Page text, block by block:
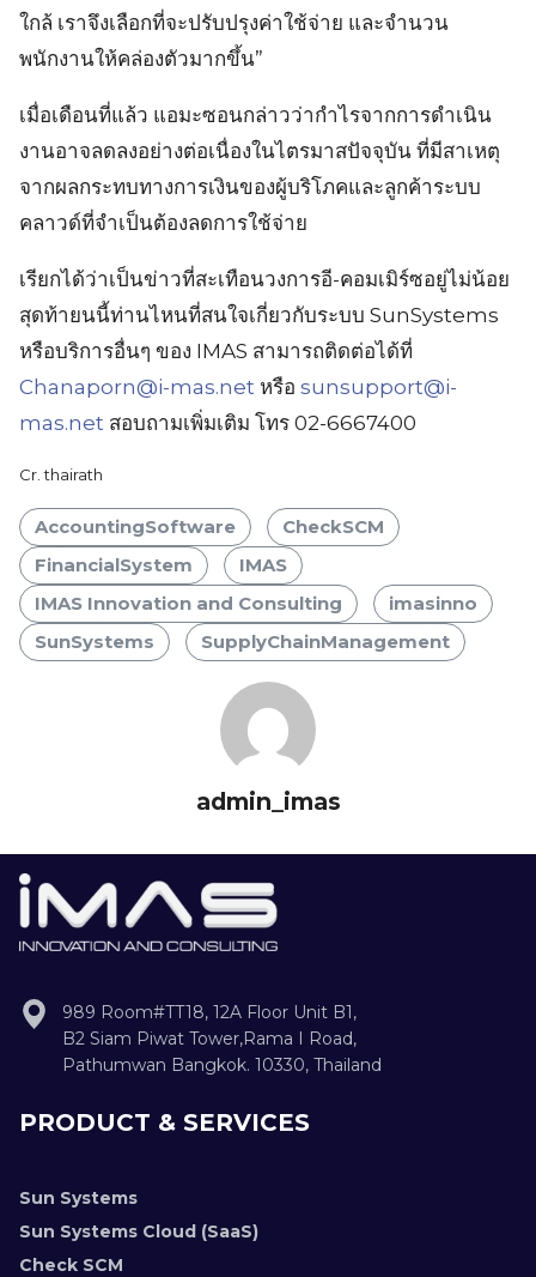
ใกล้ เราจึงเลือกที่จะปรับปรุงค่าใช้จ่าย และจำนวน
พนักงานให้คล่องตัวมากขึ้น”
เมื่อเดือนที่แล้ว แอมะซอนกล่าวว่ากำไรจากการดำเนิน
งานอาจลดลงอย่างต่อเนื่องในไตรมาสปัจจุบัน ที่มีสาเหตุ
จากผลกระทบทางการเงินของผู้บริโภคและลูกค้าระบบ
คลาวด์ที่จำเป็นต้องลดการใช้จ่าย
เรียกได้ว่าเป็นข่าวที่สะเทือนวงการอี-คอมเมิร์ซอยู่ไม่น้อย
สุดท้ายนนี้ท่านไหนที่สนใจเกี่ยวกับระบบ SunSystems
หรือบริการอื่นๆ ของ IMAS สามารถติดต่อได้ที่
Chanaporn@i-mas.net หรือ sunsupport@i-
mas.net สอบถามเพิ่มเติม โทร 02-6667400
Cr. thairath
AccountingSoftware
CheckSCM
FinancialSystem
IMAS
IMAS Innovation and Consulting
imasinno
SunSystems
SupplyChainManagement
admin_imas
989 Room#TT18, 12A Floor Unit B1,
B2 Siam Piwat Tower,Rama I Road,
Pathumwan Bangkok. 10330, Thailand
PRODUCT & SERVICES
Sun Systems
Sun Systems Cloud (SaaS)
Check SCM